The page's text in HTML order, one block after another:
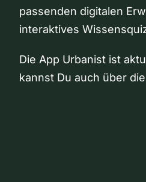
passenden digitalen
interaktives
Die App Urbanist ist
kannst Du auch über